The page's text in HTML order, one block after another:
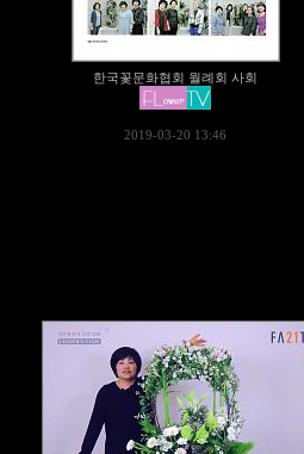
한국꽃문화협회 월례회 사회
2019-03-20 13:46